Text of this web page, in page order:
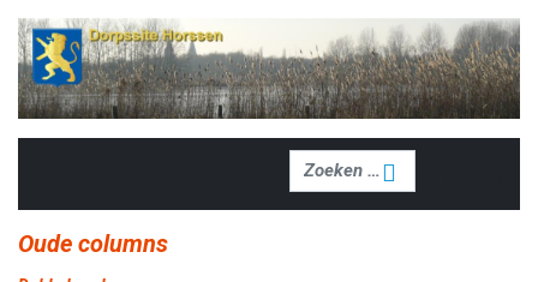
Zoeken
Oude columns